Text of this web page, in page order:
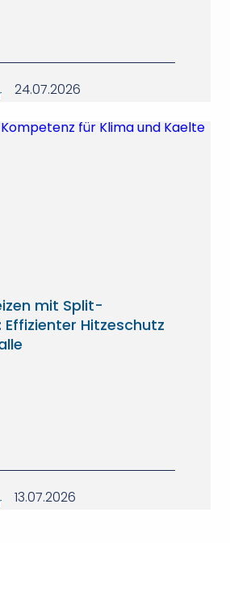
24.07.2026
mit Split-
Hitzeschutz
13.07.2026